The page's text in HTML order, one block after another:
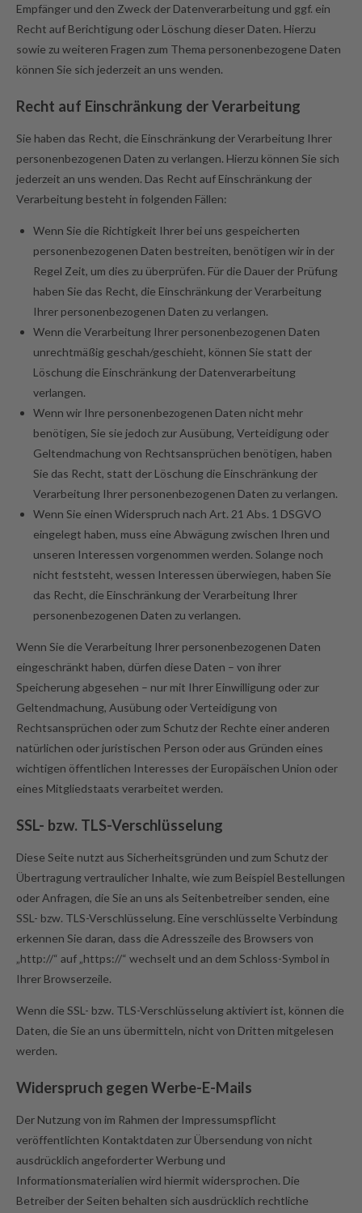
Empfänger und den Zweck der Datenverarbeitung und ggf. ein
Recht auf Berichtigung oder Löschung dieser Daten. Hierzu
sowie zu weiteren Fragen zum Thema personenbezogene Daten
können Sie sich jederzeit an uns wenden.
Recht auf Einschränkung der Verarbeitung
Sie haben das Recht, die Einschränkung der Verarbeitung Ihrer
personenbezogenen Daten zu verlangen. Hierzu können Sie sich
jederzeit an uns wenden. Das Recht auf Einschränkung der
Verarbeitung besteht in folgenden Fällen:
Wenn Sie die Richtigkeit Ihrer bei uns gespeicherten
personenbezogenen Daten bestreiten, benötigen wir in der
Regel Zeit, um dies zu überprüfen. Für die Dauer der Prüfung
haben Sie das Recht, die Einschränkung der Verarbeitung
Ihrer personenbezogenen Daten zu verlangen.
Wenn die Verarbeitung Ihrer personenbezogenen Daten
unrechtmäßig geschah/geschieht, können Sie statt der
Löschung die Einschränkung der Datenverarbeitung
verlangen.
Wenn wir Ihre personenbezogenen Daten nicht mehr
benötigen, Sie sie jedoch zur Ausübung, Verteidigung oder
Geltendmachung von Rechtsansprüchen benötigen, haben
Sie das Recht, statt der Löschung die Einschränkung der
Verarbeitung Ihrer personenbezogenen Daten zu verlangen.
Wenn Sie einen Widerspruch nach Art. 21 Abs. 1 DSGVO
eingelegt haben, muss eine Abwägung zwischen Ihren und
unseren Interessen vorgenommen werden. Solange noch
nicht feststeht, wessen Interessen überwiegen, haben Sie
das Recht, die Einschränkung der Verarbeitung Ihrer
personenbezogenen Daten zu verlangen.
Wenn Sie die Verarbeitung Ihrer personenbezogenen Daten
eingeschränkt haben, dürfen diese Daten – von ihrer
Speicherung abgesehen – nur mit Ihrer Einwilligung oder zur
Geltendmachung, Ausübung oder Verteidigung von
Rechtsansprüchen oder zum Schutz der Rechte einer anderen
natürlichen oder juristischen Person oder aus Gründen eines
wichtigen öffentlichen Interesses der Europäischen Union oder
eines Mitgliedstaats verarbeitet werden.
SSL- bzw. TLS-Verschlüsselung
Diese Seite nutzt aus Sicherheitsgründen und zum Schutz der
Übertragung vertraulicher Inhalte, wie zum Beispiel Bestellungen
oder Anfragen, die Sie an uns als Seitenbetreiber senden, eine
SSL- bzw. TLS-Verschlüsselung. Eine verschlüsselte Verbindung
erkennen Sie daran, dass die Adresszeile des Browsers von
„http://“ auf „https://“ wechselt und an dem Schloss-Symbol in
Ihrer Browserzeile.
Wenn die SSL- bzw. TLS-Verschlüsselung aktiviert ist, können die
Daten, die Sie an uns übermitteln, nicht von Dritten mitgelesen
werden.
Widerspruch gegen Werbe-E-Mails
Der Nutzung von im Rahmen der Impressumspflicht
veröffentlichten Kontaktdaten zur Übersendung von nicht
ausdrücklich angeforderter Werbung und
Informationsmaterialien wird hiermit widersprochen. Die
Betreiber der Seiten behalten sich ausdrücklich rechtliche